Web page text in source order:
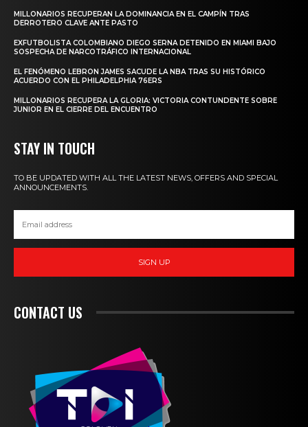
MILLONARIOS RECUPERAN LA DOMINANCIA EN EL CAMPÍN TRAS
DERROTERO CLAVE ANTE PASTO
EXFUTBOLISTA COLOMBIANO DIEGO SERNA DETENIDO EN MIAMI BAJO
SOSPECHA DE NARCOTRÁFICO INTERNACIONAL
EL FENÓMENO LEBRON JAMES SACUDE LA NBA TRAS SU HISTÓRICO
ACUERDO CON EL PHILADELPHIA 76ERS
MILLONARIOS RECUPERA LA GLORIA: VICTORIA CONTUNDENTE SOBRE
JUNIOR EN EL CIERRE DEL ENCUENTRO
STAY IN TOUCH
TO BE UPDATED WITH ALL THE LATEST NEWS, OFFERS AND SPECIAL
ANNOUNCEMENTS.
SIGN UP
CONTACT US